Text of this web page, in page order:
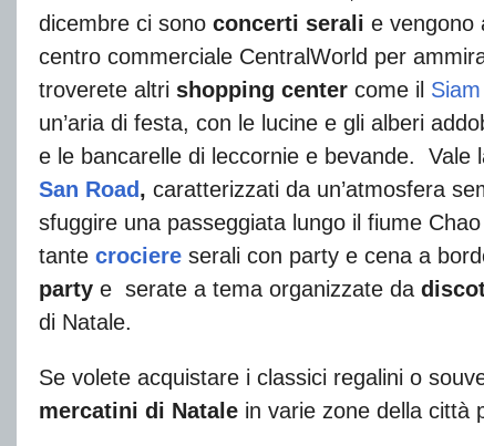
dicembre ci sono concerti serali e vengono
centro commerciale CentralWorld per
troverete altri shopping center come il
un’aria di festa, con le lucine e gli alberi
e le bancarelle di leccornie e bevande. Vale
San Road , caratterizzati da un’atmosfera
sfuggire una passeggiata lungo il fiume
tante crociere serali con party e cena a
party e serate a tema organizzate da
di Natale.
Se volete acquistare i classici regalini o
mercatini di Natale in varie zone della città